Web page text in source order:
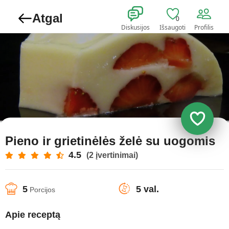
Atgal
Diskusijos
0
Išsaugoti Profilis
Pieno ir grietinėlės želė su uogomis
4.5 (2 įvertinimai)
5 Porcijos 5 val.
Apie receptą